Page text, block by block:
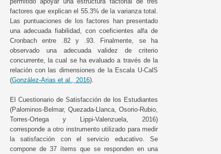
factores que explican el 55.3% de la varianza total.
Las puntuaciones de los factores han presentado
una adecuada fiabilidad, con coeficientes alfa de
Cronbach entre .82 y .93. Finalmente, se ha
observado una adecuada validez de criterio
concurrente, la cual se ha evaluado a través de la
relación con las dimensiones de la Escala U-CalS
(González-Arias et al., 2016).
El Cuestionario de Satisfacción de los Estudiantes
(Palominos-Belmar, Quezada-Llanca, Osorio-Rubio,
Torres-Ortega y Lippi-Valenzuela, 2016)
corresponde a otro instrumento utilizado para medir
la satisfacción con el servicio educativo. Se
compone de 37 ítems que se responden en una